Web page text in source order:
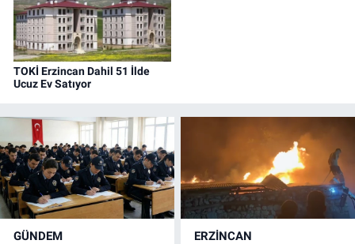
TOKİ Erzincan Dahil 51 İlde
Ucuz Ev Satıyor
GÜNDEM ERZINCAN